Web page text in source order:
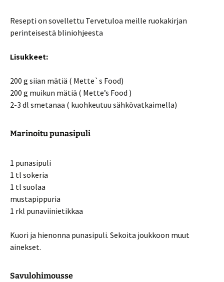
Resepti on sovellettu Tervetuloa meille ruokakirjan
perinteisestä bliniohjeesta
Lisukkeet:
200 g siian mätiä ( Mette`s Food)
200 g muikun mätiä ( Mette’s Food )
2-3 dl smetanaa ( kuohkeutuu sähkövatkaimella)
Marinoitu punasipuli
1 punasipuli
1 tl sokeria
1 tl suolaa
mustapippuria
1 rkl punaviinietikkaa
Kuori ja hienonna punasipuli. Sekoita joukkoon muut
ainekset.
Savulohimousse